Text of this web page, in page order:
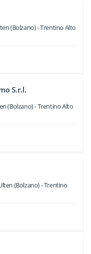
(Bolzano) -Trentino Alto
S.r.l.
(Bolzano) -Trentino Alto
(Bolzano) -Trentino